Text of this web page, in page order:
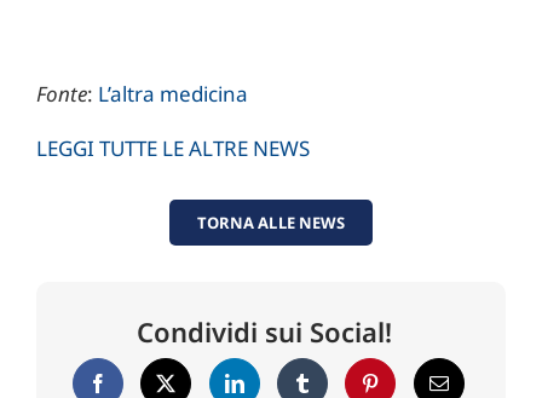
Fonte: L’altra medicina
LEGGI TUTTE LE ALTRE NEWS
TORNA ALLE NEWS
Condividi sui Social!